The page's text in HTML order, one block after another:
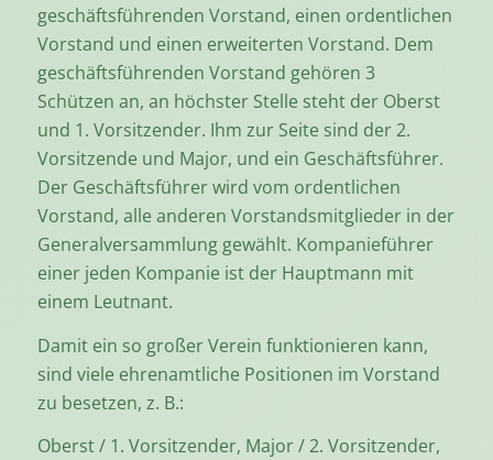
geschäftsführenden Vorstand, einen ordentlichen
Vorstand und einen erweiterten Vorstand. Dem
geschäftsführenden Vorstand gehören 3
Schützen an, an höchster Stelle steht der Oberst
und 1. Vorsitzender. Ihm zur Seite sind der 2.
Vorsitzende und Major, und ein Geschäftsführer.
Der Geschäftsführer wird vom ordentlichen
Vorstand, alle anderen Vorstandsmitglieder in der
Generalversammlung gewählt. Kompanieführer
einer jeden Kompanie ist der Hauptmann mit
einem Leutnant.
Damit ein so großer Verein funktionieren kann,
sind viele ehrenamtliche Positionen im Vorstand
zu besetzen, z. B.:
Oberst / 1. Vorsitzender, Major / 2. Vorsitzender,